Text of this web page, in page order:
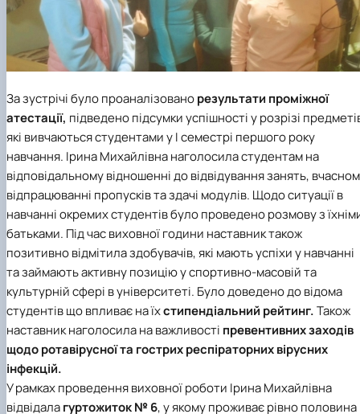
За зустрічі було проаналізованорезультати проміжної
атестації, підведено підсумки успішності у розрізі
які вивчаються студентами у І семестрі першого року
навчання. Ірина Михайлівна наголосила студентам на
відповідальному відношенні до відвідування занять,
відпрацюванні пропусків та здачі модулів. Щодо ситуації в
навчанні окремих студентів було проведено розмову з
батьками. Під час виховної години наставник також
позитивно відмітила здобувачів, які мають успіхи у навчанні
та займають активну позицію у спортивно-масовій та
культурній сфері в університеті. Було доведено до відома
студентів що впливає на їхстипендіальний рейтинг.Також
наставник наголосила на важливості превентивних заходів
щодо ротавірусної та гострих респіраторних вірусних
інфекцій.
У рамках проведення виховної роботи Ірина Михайлівна
відвідалагуртожиток № 6, у якому проживає рівно половина